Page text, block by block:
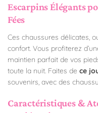
Escarpins Élégants
Fées
Ces chaussures délicates,
confort. Vous profiterez
maintien parfait de vos
toute la nuit. Faites de ce
souvenirs, avec des
Caractéristiques &